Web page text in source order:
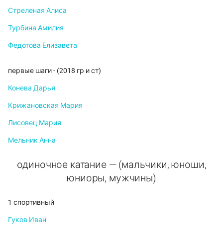
Стреленая Алиса
Турбина Амилия
Федотова Елизавета
первые шаги - (2018 гр и ст)
Конева Дарья
Крижановская Мария
Лисовец Мария
Мельник Анна
одиночное катание — (мальчики, юноши,
юниоры, мужчины)
1 спортивный
Гуков Иван